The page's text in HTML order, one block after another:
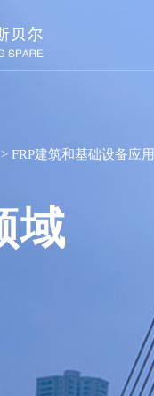
FRP建筑和基础设备应用
域